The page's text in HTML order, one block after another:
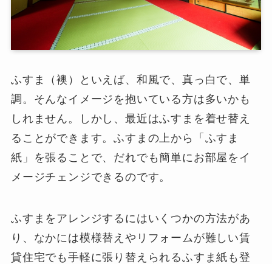
ふすま（襖）といえば、和風で、真っ白で、単
調。そんなイメージを抱いている方は多いかも
しれません。しかし、最近はふすまを着せ替え
ることができます。ふすまの上から「ふすま
紙」を張ることで、だれでも簡単にお部屋をイ
メージチェンジできるのです。
ふすまをアレンジするにはいくつかの方法があ
り、なかには模様替えやリフォームが難しい賃
貸住宅でも手軽に張り替えられるふすま紙も登